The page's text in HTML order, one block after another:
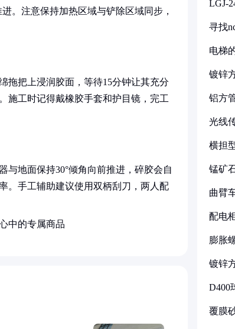
。注意保持加热区域与铲除区域同步，
拖把上浸润胶面，等待15分钟让其充分
施工时记得戴橡胶手套和护目镜，完工
与地面保持30°倾角向前推进，碎胶会自
。手工辅助建议使用双柄刮刀，两人配
中的专属商品
LGJ-
寻找
电梯
镀锌
铝方
光线
横担
锰矿
曲臂
配电
膨胀
镀锌
D400
覆膜